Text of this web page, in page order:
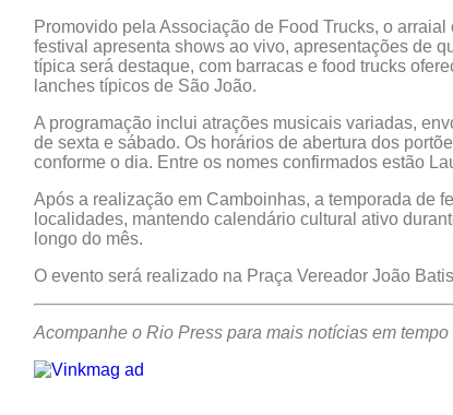
Promovido pela Associação de Food Trucks, o
festival apresenta shows ao vivo, apresentações de
típica será destaque, com barracas e food trucks
lanches típicos de São João.
A programação inclui atrações musicais variadas,
de sexta e sábado. Os horários de abertura dos
conforme o dia. Entre os nomes confirmados estão
Após a realização em Camboinhas, a temporada de
localidades, mantendo calendário cultural ativo
longo do mês.
O evento será realizado na Praça Vereador João
Acompanhe o Rio Press para mais notícias em tempo